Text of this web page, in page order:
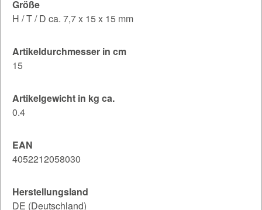
Größe
H / T / D ca. 7,7 x 15 x 15 mm
Artikeldurchmesser in cm
15
Artikelgewicht in kg ca.
0.4
EAN
4052212058030
Herstellungsland
DE (Deutschland)